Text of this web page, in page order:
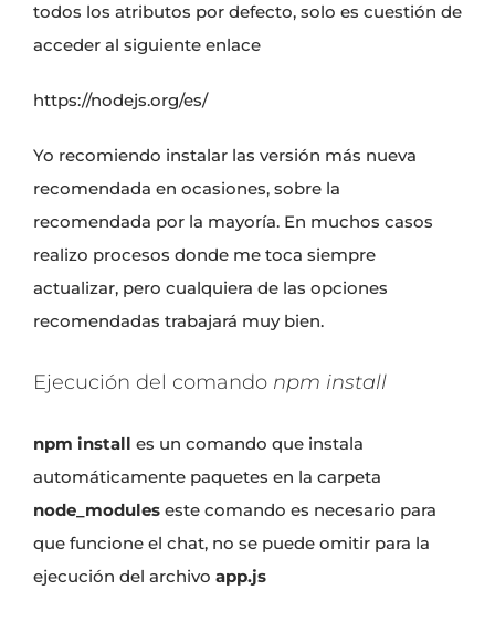
todos los atributos por defecto, solo es cuestión de
acceder al siguiente enlace
https://nodejs.org/es/
Yo recomiendo instalar las versión más nueva
recomendada en ocasiones, sobre la
recomendada por la mayoría. En muchos casos
realizo procesos donde me toca siempre
actualizar, pero cualquiera de las opciones
recomendadas trabajará muy bien.
Ejecución del comando npm install
npm install es un comando que instala
automáticamente paquetes en la carpeta
node_modules este comando es necesario para
que funcione el chat, no se puede omitir para la
ejecución del archivo app.js